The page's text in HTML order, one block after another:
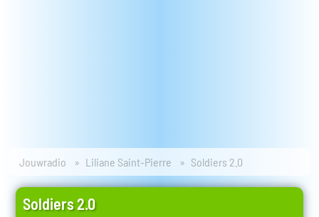
Jouwradio Liliane Saint-Pierre Soldiers 2.0
Soldiers 2.0